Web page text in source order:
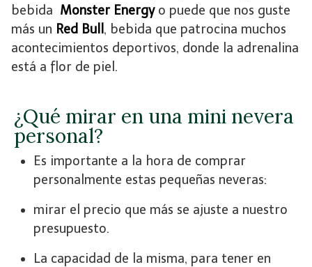
bebida Monster Energyo puede que nos guste
más un Red Bull , bebida que patrocina muchos
acontecimientos deportivos, donde la adrenalina
está a flor de piel.
¿Qué mirar en una mini nevera
personal?
Es importante a la hora de comprar
personalmente estas pequeñas neveras:
mirar el precio que más se ajuste a nuestro
presupuesto.
La capacidad de la misma, para tener en